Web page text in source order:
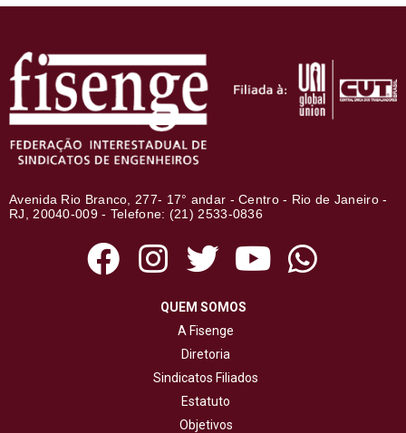
Avenida Rio Branco, 277- 17° andar - Centro - Rio de Janeiro -
RJ, 20040-009 - Telefone: (21) 2533-0836
QUEM SOMOS
A Fisenge
Diretoria
Sindicatos Filiados
Estatuto
Objetivos